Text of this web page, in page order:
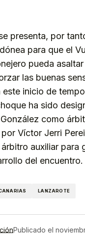
presenta, por
para que el
pueda
las buenas
este inicio de
ha sido
como
Víctor Jerri
auxiliar para
del encuentro.
LANZAROTE
Publicado el